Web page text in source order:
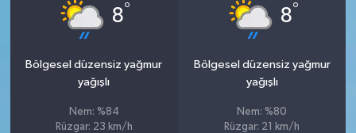
8°
Bölgesel düzensiz yağmur
yağışlı
Nem: %84
Rüzgar: 23 km/h
8°
Bölgesel düzensiz yağmur
yağışlı
Nem: %80
Rüzgar: 21 km/h